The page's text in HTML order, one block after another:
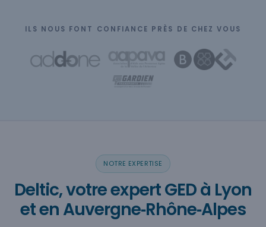
ILS NOUS FONT CONFIANCE PRÈS DE CHEZ VOUS
NOTRE EXPERTISE
Deltic, votre expert GED à Lyon
et en Auvergne‑Rhône‑Alpes